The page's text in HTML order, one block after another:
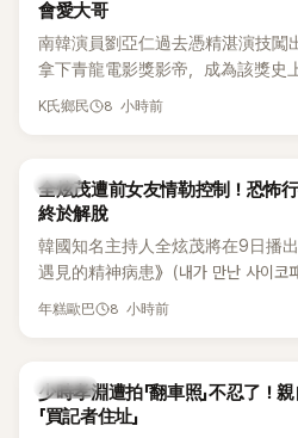
會愛大哥
南韓演員劉亞仁過去憑精湛演技闖
拿下青龍電影獎影帝，成為該獎史
2023年爆出涉毒風波後，演藝事
K氏鄉民 8 小時前
韓星
全炫茂遭前女友情勒控制！恐怖
終於解脫
韓國知名主持人全炫茂將在9日播
遇見的精神病患》（내가 만난 사이
堪回首的戀愛經歷，自爆曾遭前女
年糕歐巴 8 小時前
K-POP
少時孝淵遭拍「翻車照」不忍了
「買記者住址」